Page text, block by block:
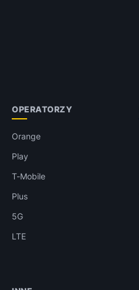
OPERATORZY
Orange
Play
T-Mobile
Plus
5G
LTE